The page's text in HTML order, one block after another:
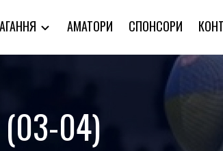
АМАТОРИ СПОНСОРИ
(03-04)